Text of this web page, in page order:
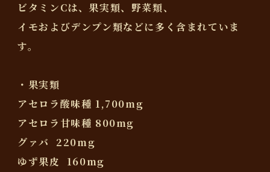
ビタミンCは、果実類、野菜類、
イモおよびデンプン類などに多く含まれていま
す。
・果実類
アセロラ酸味種 1,700mg
アセロラ甘味種 800mg
グァバ 220mg
ゆず果皮 160mg